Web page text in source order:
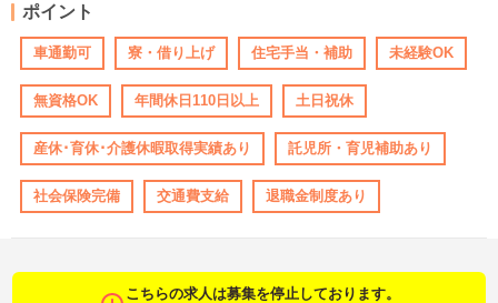
ポイント
車通勤可 寮・借り上げ 住宅手当・補助 未経験OK
無資格OK 年間休日110日以上 土日祝休
産休･育休･介護休暇取得実績あり 託児所・育児補助あり
社会保険完備 交通費支給 退職金制度あり
こちらの求人は募集を停止しております。